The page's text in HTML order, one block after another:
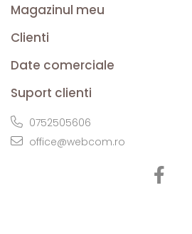
Magazinul meu
Clienti
Date comerciale
Suport clienti
0752505606
office@webcom.ro